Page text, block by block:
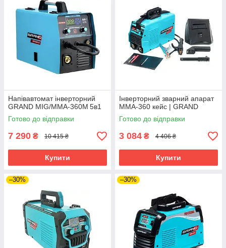
Напівавтомат інверторний
GRAND MIG/MMA‑360M 5в1
Готово до відправки
7 290 ₴ 10 415 ₴
Купити
Інверторний зварний апарат
ММА-360 кейс | GRAND
Готово до відправки
3 084 ₴ 4 406 ₴
Купити
–30% –30%